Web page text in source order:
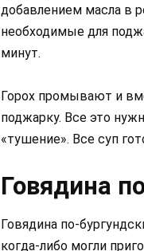
добавлением масла в
необходимые для
минут.
Горох промывают и
поджарку. Все это
«тушение». Все суп
Говядина
Говядина по-
когда-либо могли